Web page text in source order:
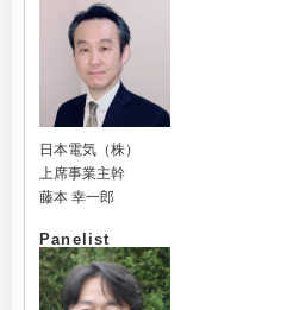
日本電気（株）
上席事業主幹
藤本 幸一郎
Panelist